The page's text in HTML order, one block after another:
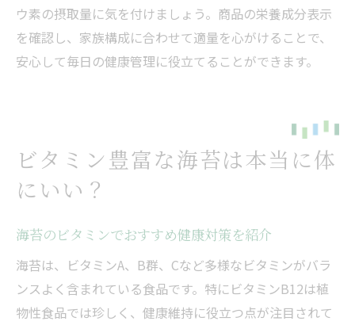
ウ素の摂取量に気を付けましょう。商品の栄養成分表示
を確認し、家族構成に合わせて適量を心がけることで、
安心して毎日の健康管理に役立てることができます。
ビタミン豊富な海苔は本当に体
にいい？
海苔のビタミンでおすすめ健康対策を紹介
海苔は、ビタミンA、B群、Cなど多様なビタミンがバラ
ンスよく含まれている食品です。特にビタミンB12は植
物性食品では珍しく、健康維持に役立つ点が注目されて